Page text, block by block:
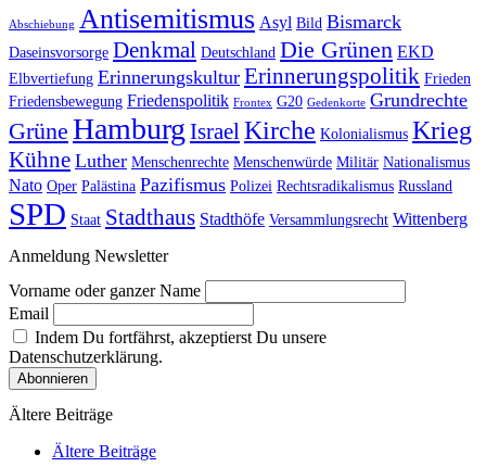
Abschiebung Antisemitismus Asyl Bild Bismarck
Daseinsvorsorge Denkmal Deutschland Die Grünen EKD
Elbvertiefung Erinnerungskultur Erinnerungspolitik Frieden
Friedensbewegung Friedenspolitik Frontex G20 Gedenkorte Grundrechte
Grüne Hamburg IsraelKirche Kolonialismus Krieg
Kühne Luther Menschenrechte Menschenwürde Militär Nationalismus
Nato Oper Palästina Pazifismus Polizei Rechtsradikalismus Russland
SPD Staat Stadthaus Stadthöfe Versammlungsrecht Wittenberg
Anmeldung Newsletter
Vorname oder ganzer Name
Email
Indem Du fortfährst, akzeptierst Du unsere
Datenschutzerklärung.
Ältere Beiträge
Ältere Beiträge